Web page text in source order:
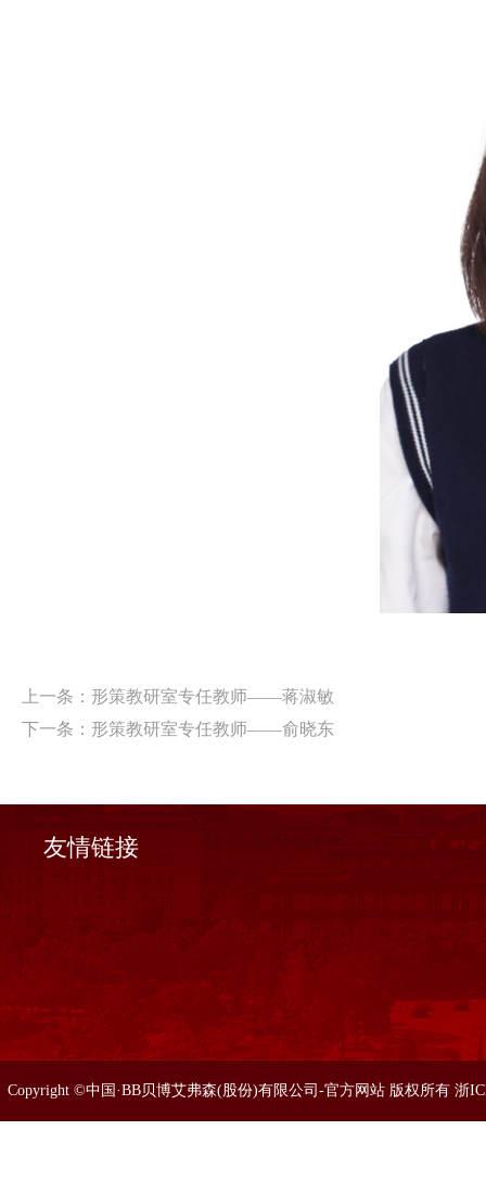
上一条： 形策教研室专任教师——蒋淑敏
下一条： 形策教研室专任教师——俞晓东
友情链接
Copyright ©中国·BB贝博艾弗森(股份)有限公司-官方网站 版权所有 浙